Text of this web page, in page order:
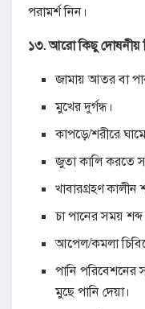
পরামর্শ নিন।
১৩. আরো কিছু দোষনীয়
জামায় আতর বা
মুখের দুর্গন্ধ।
কাপড়ে/শরীরে
জুতা কালি করতে
খাবারগ্রহণ কালীন
চা পানের সময়
আপেল/কমলা
পানি পরিবেশনের
মুছে পানি দেয়া।